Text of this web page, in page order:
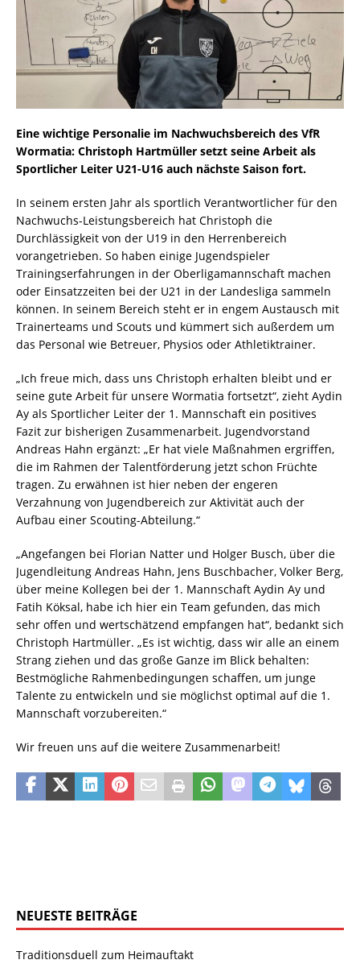
Eine wichtige Personalie im Nachwuchsbereich des VfR
Wormatia: Christoph Hartmüller setzt seine Arbeit als
Sportlicher Leiter U21-U16 auch nächste Saison fort.
In seinem ersten Jahr als sportlich Verantwortlicher für den
Nachwuchs-Leistungsbereich hat Christoph die
Durchlässigkeit von der U19 in den Herrenbereich
vorangetrieben. So haben einige Jugendspieler
Trainingserfahrungen in der Oberligamannschaft machen
oder Einsatzzeiten bei der U21 in der Landesliga sammeln
können. In seinem Bereich steht er in engem Austausch mit
Trainerteams und Scouts und kümmert sich außerdem um
das Personal wie Betreuer, Physios oder Athletiktrainer.
„Ich freue mich, dass uns Christoph erhalten bleibt und er
seine gute Arbeit für unsere Wormatia fortsetzt“, zieht Aydin
Ay als Sportlicher Leiter der 1. Mannschaft ein positives
Fazit zur bisherigen Zusammenarbeit. Jugendvorstand
Andreas Hahn ergänzt: „Er hat viele Maßnahmen ergriffen,
die im Rahmen der Talentförderung jetzt schon Früchte
tragen. Zu erwähnen ist hier neben der engeren
Verzahnung von Jugendbereich zur Aktivität auch der
Aufbau einer Scouting-Abteilung.“
„Angefangen bei Florian Natter und Holger Busch, über die
Jugendleitung Andreas Hahn, Jens Buschbacher, Volker Berg,
über meine Kollegen bei der 1. Mannschaft Aydin Ay und
Fatih Köksal, habe ich hier ein Team gefunden, das mich
sehr offen und wertschätzend empfangen hat“, bedankt sich
Christoph Hartmüller. „Es ist wichtig, dass wir alle an einem
Strang ziehen und das große Ganze im Blick behalten:
Bestmögliche Rahmenbedingungen schaffen, um junge
Talente zu entwickeln und sie möglichst optimal auf die 1.
Mannschaft vorzubereiten.“
Wir freuen uns auf die weitere Zusammenarbeit!
NEUESTE BEITRÄGE
Traditionsduell zum Heimauftakt